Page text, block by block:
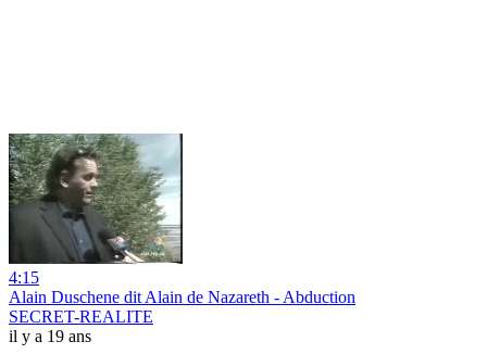
4:15
Alain Duschene dit Alain de Nazareth - Abduction
SECRET-REALITE
il y a 19 ans